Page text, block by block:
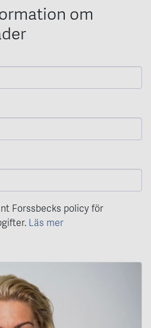
om
Forssbecks policy för
Läs mer